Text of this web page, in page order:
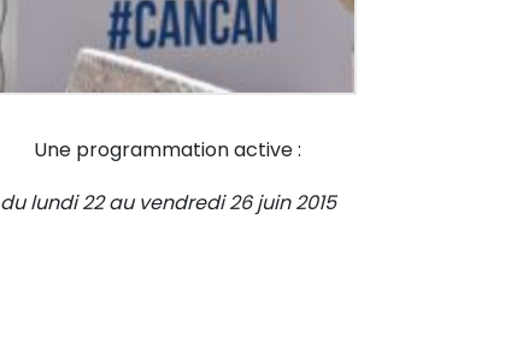
Une programmation active :
du lundi 22 au vendredi 26 juin 2015